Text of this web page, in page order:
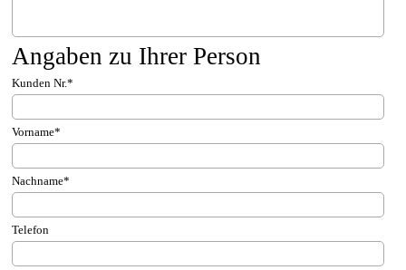
Angaben zu Ihrer Person
Kunden Nr.*
Vorname*
Nachname*
Telefon